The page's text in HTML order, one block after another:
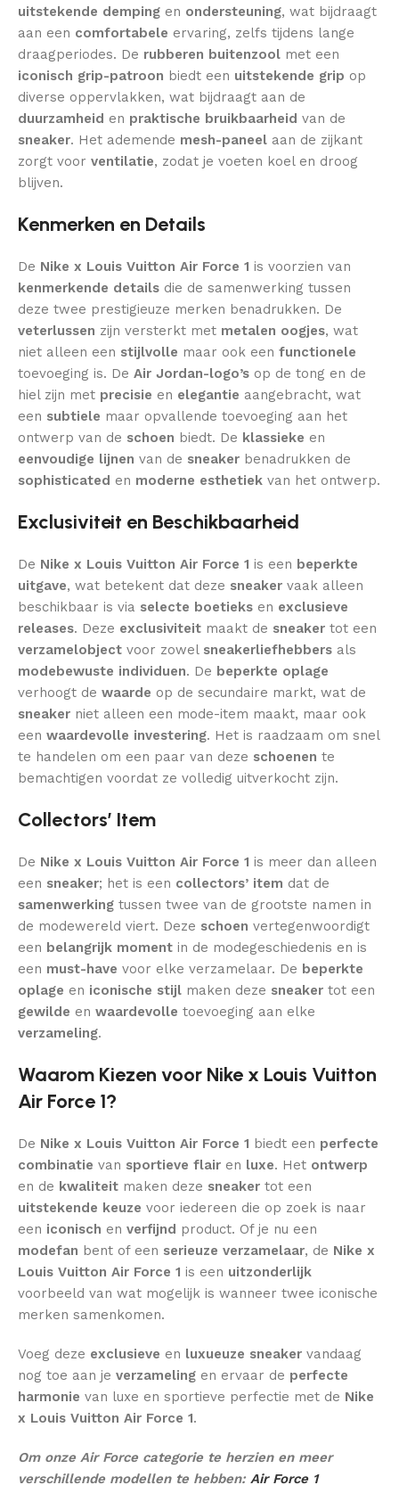
uitstekende demping en ondersteuning, wat bijdraagt
aan een comfortabele ervaring, zelfs tijdens lange
draagperiodes. De rubberen buitenzool met een
iconisch grip-patroon biedt een uitstekende grip op
diverse oppervlakken, wat bijdraagt aan de
duurzamheid en praktische bruikbaarheid van de
sneaker. Het ademende mesh-paneel aan de zijkant
zorgt voor ventilatie, zodat je voeten koel en droog
blijven.
Kenmerken en Details
De Nike x Louis Vuitton Air Force 1 is voorzien van
kenmerkende details die de samenwerking tussen
deze twee prestigieuze merken benadrukken. De
veterlussen zijn versterkt met metalen oogjes, wat
niet alleen een stijlvolle maar ook een functionele
toevoeging is. De Air Jordan-logo’s op de tong en de
hiel zijn met precisie en elegantie aangebracht, wat
een subtiele maar opvallende toevoeging aan het
ontwerp van de schoen biedt. De klassieke en
eenvoudige lijnen van de sneaker benadrukken de
sophisticated en moderne esthetiek van het ontwerp.
Exclusiviteit en Beschikbaarheid
De Nike x Louis Vuitton Air Force 1 is een beperkte
uitgave, wat betekent dat deze sneaker vaak alleen
beschikbaar is via selecte boetieks en exclusieve
releases. Deze exclusiviteit maakt de sneaker tot een
verzamelobject voor zowel sneakerliefhebbers als
modebewuste individuen. De beperkte oplage
verhoogt de waarde op de secundaire markt, wat de
sneaker niet alleen een mode-item maakt, maar ook
een waardevolle investering. Het is raadzaam om snel
te handelen om een paar van deze schoenen te
bemachtigen voordat ze volledig uitverkocht zijn.
Collectors’ Item
De Nike x Louis Vuitton Air Force 1 is meer dan alleen
een sneaker; het is een collectors’ item dat de
samenwerking tussen twee van de grootste namen in
de modewereld viert. Deze schoen vertegenwoordigt
een belangrijk moment in de modegeschiedenis en is
een must-have voor elke verzamelaar. De beperkte
oplage en iconische stijl maken deze sneaker tot een
gewilde en waardevolle toevoeging aan elke
verzameling.
Waarom Kiezen voor Nike x Louis Vuitton
Air Force 1?
De Nike x Louis Vuitton Air Force 1 biedt een perfecte
combinatie van sportieve flair en luxe. Het ontwerp
en de kwaliteit maken deze sneaker tot een
uitstekende keuze voor iedereen die op zoek is naar
een iconisch en verfijnd product. Of je nu een
modefan bent of een serieuze verzamelaar, de Nike x
Louis Vuitton Air Force 1 is een uitzonderlijk
voorbeeld van wat mogelijk is wanneer twee iconische
merken samenkomen.
Voeg deze exclusieve en luxueuze sneaker vandaag
nog toe aan je verzameling en ervaar de perfecte
harmonie van luxe en sportieve perfectie met de Nike
x Louis Vuitton Air Force 1.
Om onze Air Force categorie te herzien en meer
verschillende modellen te hebben: Air Force 1